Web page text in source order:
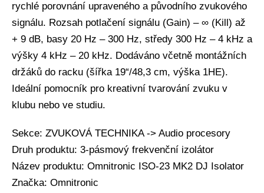
rychlé porovnání upraveného a původního zvukového
signálu. Rozsah potlačení signálu (Gain) – ∞ (Kill) až
+ 9 dB, basy 20 Hz – 300 Hz, středy 300 Hz – 4 kHz a
výšky 4 kHz – 20 kHz. Dodáváno včetně montážních
držáků do racku (šířka 19“/48,3 cm, výška 1HE).
Ideální pomocník pro kreativní tvarování zvuku v
klubu nebo ve studiu.
Sekce: ZVUKOVÁ TECHNIKA -> Audio procesory
Druh produktu: 3-pásmový frekvenční izolátor
Název produktu: Omnitronic ISO-23 MK2 DJ Isolator
Značka: Omnitronic